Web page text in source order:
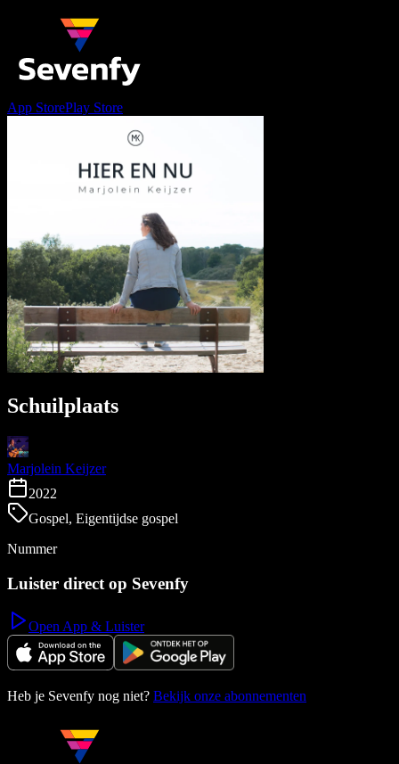
App StorePlay Store
Schuilplaats
Marjolein Keijzer
2022
Gospel, Eigentijdse gospel
Nummer
Luister direct op Sevenfy
Open App & Luister
Heb je Sevenfy nog niet? Bekijk onze abonnementen